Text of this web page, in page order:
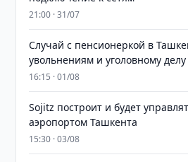
21:00 · 31/07
Случай с пенсионеркой в
увольнениям и уголовному делу
16:15 · 01/08
Sojitz построит и будет
аэропортом Ташкента
15:30 · 03/08